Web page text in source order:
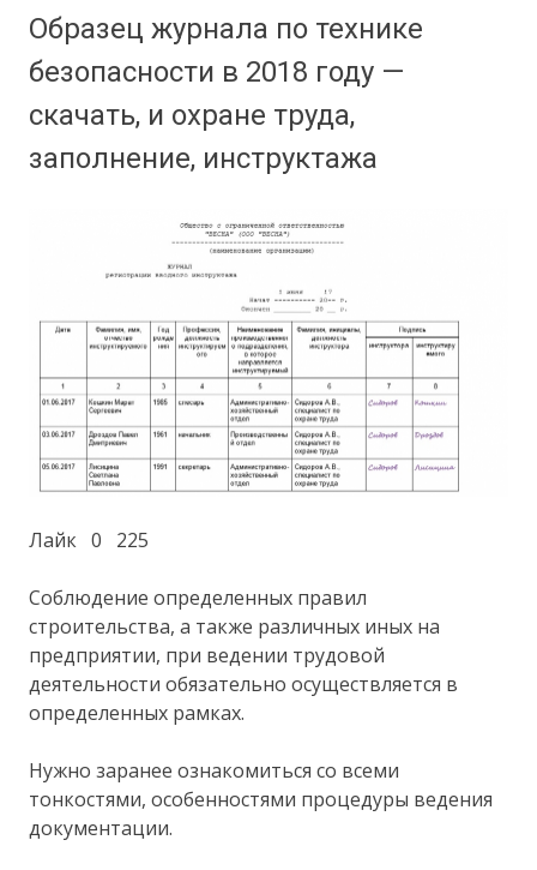
Образец журнала по технике
безопасности в 2018 году —
скачать, и охране труда,
заполнение, инструктажа
Лайк 0 225
Соблюдение определенных правил
строительства, а также различных иных на
предприятии, при ведении трудовой
деятельности обязательно осуществляется в
определенных рамках.
Нужно заранее ознакомиться со всеми
тонкостями, особенностями процедуры ведения
документации.